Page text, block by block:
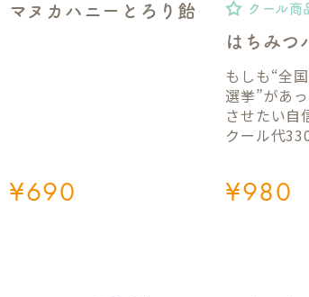
マヌカハニーとろり飴
¥690
クール商
はちみつ
もしも“全
選挙”があ
させたい自
クール代
¥980